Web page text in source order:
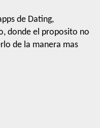
de Dating,
donde el proposito no
de la manera mas